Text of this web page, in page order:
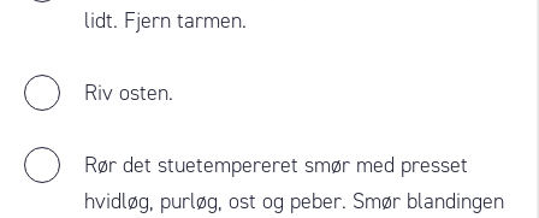
lidt. Fjern tarmen.
Riv osten.
Rør det stuetempereret smør med presset
hvidløg, purløg, ost og peber. Smør blandingen